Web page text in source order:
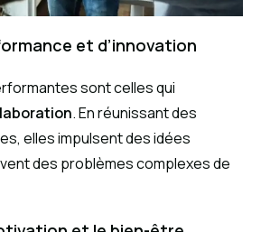
et d’innovation
sont celles qui
. En réunissant des
elles impulsent des idées
des problèmes complexes de